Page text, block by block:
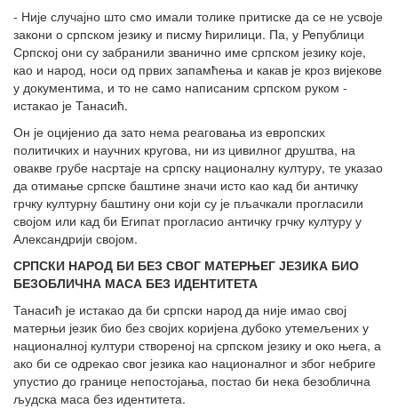
- Није случајно што смо имали толике притиске да се не усвоје
закони о српском језику и писму ћирилици. Па, у Републици
Српској они су забранили званично име српском језику које,
као и народ, носи од првих запамћења и какав је кроз вијекове
у документима, и то не само написаним српском руком -
истакао је Танасић.
Он је оцијенио да зато нема реаговања из европских
политичких и научних кругова, ни из цивилног друштва, на
овакве грубе насртаје на српску националну културу, те указао
да отимање српске баштине значи исто као кад би античку
грчку културну баштину они који су је пљачкали прогласили
својом или кад би Египат прогласио античку грчку културу у
Александрији својом.
СРПСКИ НАРОД БИ БЕЗ СВОГ МАТЕРЊЕГ ЈЕЗИКА БИО
БЕЗОБЛИЧНА МАСА БЕЗ ИДЕНТИТЕТА
Танасић је истакао да би српски народ да није имао свој
матерњи језик био без својих коријена дубоко утемељених у
националној култури створеној на српском језику и око њега, а
ако би се одрекао свог језика као националног и због небриге
упустио до границе непостојања, постао би нека безоблична
људска маса без идентитета.